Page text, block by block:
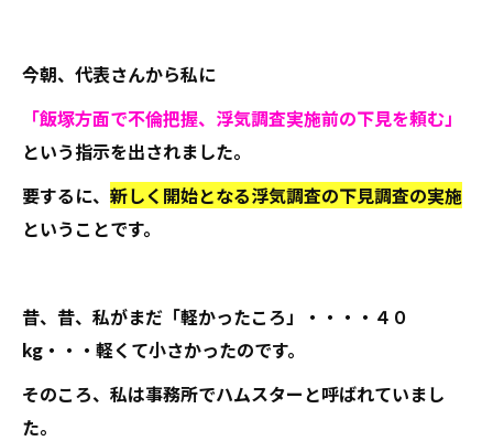
今朝、代表さんから私に
「飯塚方面で不倫把握、浮気調査実施前の下見を頼む」
という指示を出されました。
要するに、 新しく開始となる浮気調査の下見調査の実施
ということです。
昔、昔、私がまだ「軽かったころ」・・・・４０
kg・・・軽くて小さかったのです。
そのころ、私は事務所でハムスターと呼ばれていまし
た。